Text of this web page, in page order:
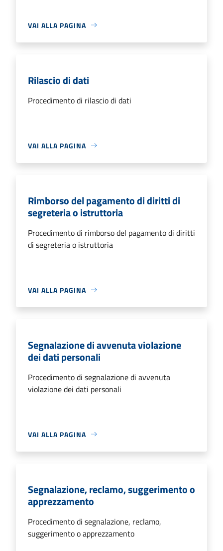
VAI ALLA PAGINA
Rilascio di dati
Procedimento di rilascio di dati
VAI ALLA PAGINA
Rimborso del pagamento di diritti di
segreteria o istruttoria
Procedimento di rimborso del pagamento di diritti
di segreteria o istruttoria
VAI ALLA PAGINA
Segnalazione di avvenuta violazione
dei dati personali
Procedimento di segnalazione di avvenuta
violazione dei dati personali
VAI ALLA PAGINA
Segnalazione, reclamo, suggerimento o
apprezzamento
Procedimento di segnalazione, reclamo,
suggerimento o apprezzamento